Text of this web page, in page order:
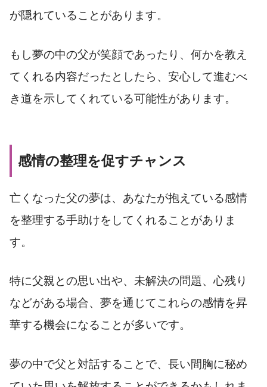
が隠れていることがあります。
もし夢の中の父が笑顔であったり、何かを教え
てくれる内容だったとしたら、安心して進むべ
き道を示してくれている可能性があります。
感情の整理を促すチャンス
亡くなった父の夢は、あなたが抱えている感情
を整理する手助けをしてくれることがありま
す。
特に父親との思い出や、未解決の問題、心残り
などがある場合、夢を通じてこれらの感情を昇
華する機会になることが多いです。
夢の中で父と対話することで、長い間胸に秘め